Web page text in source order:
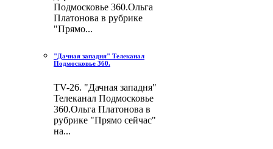
Подмосковье 360.Ольга
Платонова в рубрике
"Прямо...
"Дачная западня" Телеканал
Подмосковье 360.
TV-26. "Дачная западня"
Телеканал Подмосковье
360.Ольга Платонова в
рубрике "Прямо сейчас"
на...